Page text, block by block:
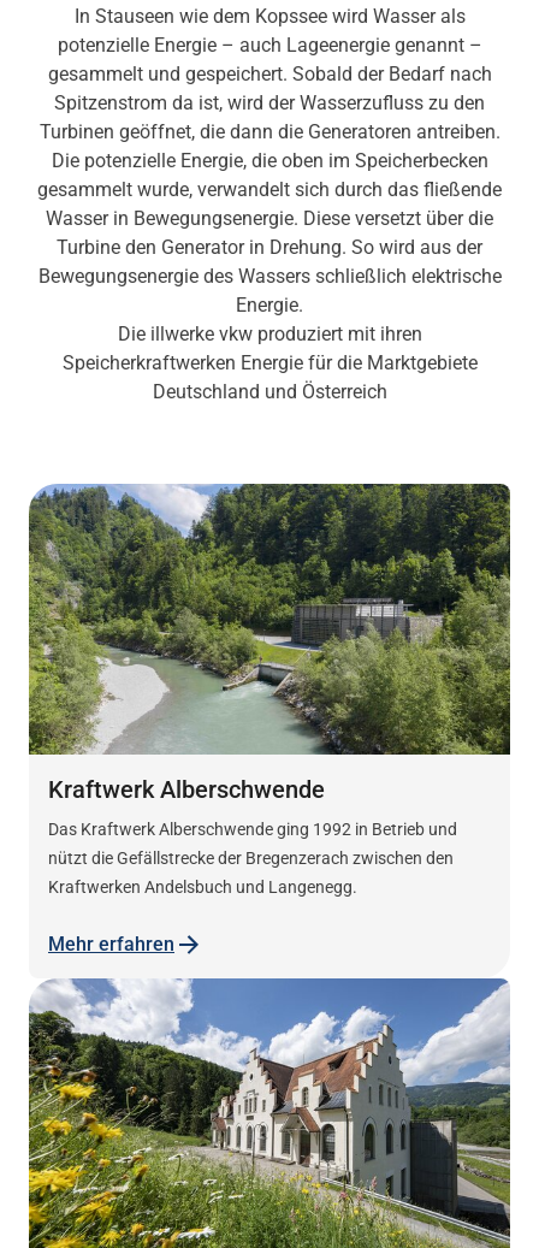
In Stauseen wie dem Kopssee wird Wasser als
potenzielle Energie – auch Lageenergie genannt –
gesammelt und gespeichert. Sobald der Bedarf nach
Spitzenstrom da ist, wird der Wasserzufluss zu den
Turbinen geöffnet, die dann die Generatoren antreiben.
Die potenzielle Energie, die oben im Speicherbecken
gesammelt wurde, verwandelt sich durch das fließende
Wasser in Bewegungsenergie. Diese versetzt über die
Turbine den Generator in Drehung. So wird aus der
Bewegungsenergie des Wassers schließlich elektrische
Energie.
Die illwerke vkw produziert mit ihren
Speicherkraftwerken Energie für die Marktgebiete
Deutschland und Österreich
Kraftwerk Alberschwende
Das Kraftwerk Alberschwende ging 1992 in Betrieb und
nützt die Gefällstrecke der Bregenzerach zwischen den
Kraftwerken Andelsbuch und Langenegg.
Mehr erfahren